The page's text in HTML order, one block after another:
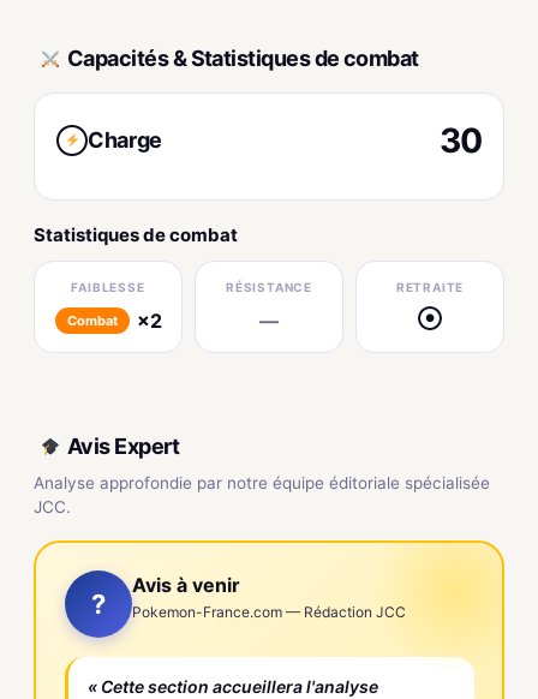
Capacités & Statistiques de combat
Charge 30
Statistiques de combat
FAIBLESSE
Combat ×2
RÉSISTANCE
—
RETRAITE
●
Avis Expert
Analyse approfondie par notre équipe éditoriale spécialisée
JCC.
?
Avis à venir
Pokemon-France.com — Rédaction JCC
« Cette section accueillera l'analyse